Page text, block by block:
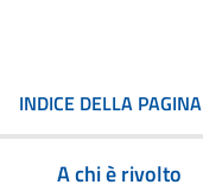
INDICE DELLA PAGINA
A chi è rivolto